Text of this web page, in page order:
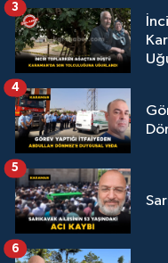
3
4
5
6